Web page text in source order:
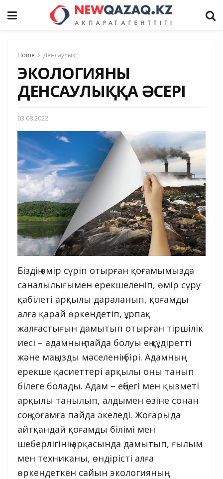
Home Денсаулық
ЭКОЛОГИЯНЫҢ
ДЕНСАУЛЫҚҚА ӘСЕРІ
03.08.2022
Біздің өмір сүріп отырған қоғамымызда
саналылығымен ерекшеленіп, өмір сүру
қабілеті арқылы дараланып, қоғамды
алға қарай өркендетіп, ұрпақ
жалғастығын дамытып отырған тіршілік
иесі – адамның пайда болуы ең құдіретті
және маңызды мәселенің бірі. Адамның
ерекше қасиеттері арқылы оны танып
білeге болады. Адам – еңбегі мен қызметі
арқылы танылып, алдымен өзіне сонан
соң қоғамға пайда әкеледі. Жоғарыда
айтқандай қоғамды білімі мен
шеберлігінің арқасында дамытып, ғылым
мен техниканы, өндірісті алға
өркендеткен сайын экологияның